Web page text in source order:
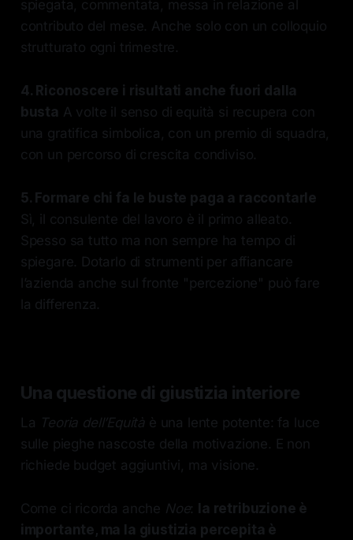
spiegata, commentata, messa in relazione al
contributo del mese. Anche solo con un colloquio
strutturato ogni trimestre.
4. Riconoscere i risultati anche fuori dalla
busta A volte il senso di equità si recupera con
una gratifica simbolica, con un premio di squadra,
con un percorso di crescita condiviso.
5. Formare chi fa le buste paga a raccontarle
Sì, il consulente del lavoro è il primo alleato.
Spesso sa tutto ma non sempre ha tempo di
spiegare. Dotarlo di strumenti per affiancare
l’azienda anche sul fronte "percezione" può fare
la differenza.
Una questione di giustizia interiore
La Teoria dell’Equità è una lente potente: fa luce
sulle pieghe nascoste della motivazione. E non
richiede budget aggiuntivi, ma visione.
Come ci ricorda anche Noe: la retribuzione è
importante, ma la giustizia percepita è